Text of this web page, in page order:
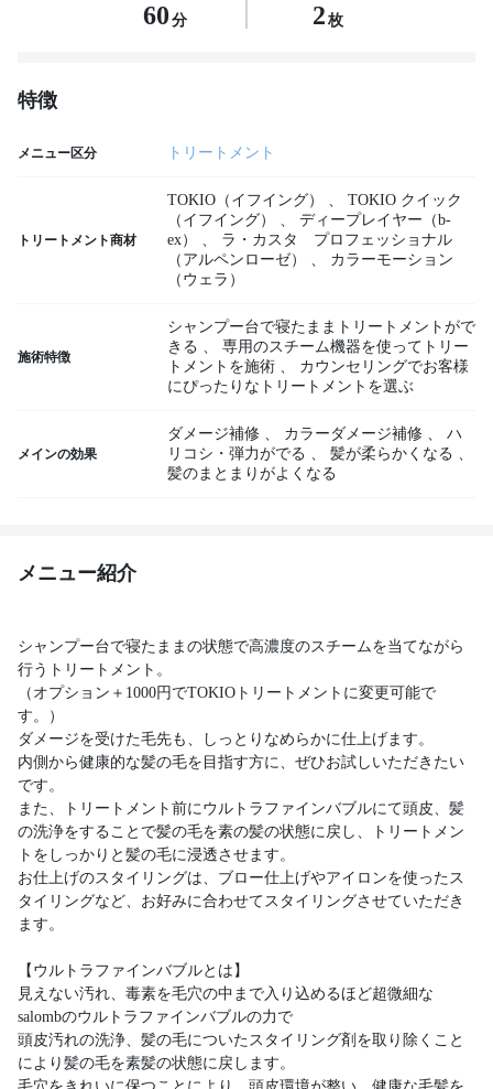
60 分 2 枚
特徴
メニュー区分 トリートメント
トリートメント商材
TOKIO（イフイング） 、
TOKIO クイック
（イフイング）
、
ディープレイヤー（b-
ex）
、
ラ・カスタ プロフェッショナル
（アルペンローゼ）
、
カラーモーション
（ウェラ）
施術特徴
シャンプー台で寝たままトリートメントがで
きる 、
専用のスチーム機器を使ってトリー
トメントを施術 、
カウンセリングでお客様
にぴったりなトリートメントを選ぶ
メインの効果
ダメージ補修 、 カラーダメージ補修 、
ハ
リコシ・弾力がでる 、 髪が柔らかくなる 、
髪のまとまりがよくなる
メニュー紹介
シャンプー台で寝たままの状態で高濃度のスチームを当てながら
行うトリートメント。
（オプション＋1000円でTOKIOトリートメントに変更可能で
す。）
ダメージを受けた毛先も、しっとりなめらかに仕上げます。
内側から健康的な髪の毛を目指す方に、ぜひお試しいただきたい
です。
また、トリートメント前にウルトラファインバブルにて頭皮、髪
の洗浄をすることで髪の毛を素の髪の状態に戻し、トリートメン
トをしっかりと髪の毛に浸透させます。
お仕上げのスタイリングは、ブロー仕上げやアイロンを使ったス
タイリングなど、お好みに合わせてスタイリングさせていただき
ます。
【ウルトラファインバブルとは】
見えない汚れ、毒素を毛穴の中まで入り込めるほど超微細な
salombのウルトラファインバブルの力で
頭皮汚れの洗浄、髪の毛についたスタイリング剤を取り除くこと
により髪の毛を素髪の状態に戻します。